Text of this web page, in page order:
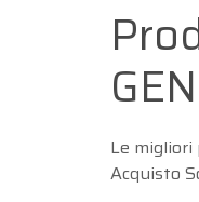
Le
Acquisto